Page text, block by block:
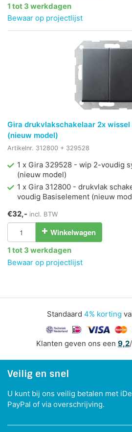
1 tot 3 werkdagen
Bewaar op projectlijst
Gira drukvlakschakelaar 2x
(nieuw model)
Artikelnr. 312800 + 329528
1 x Gira 329528 - wip 2-voudig
(nieuw model)
1 x Gira 312800 - drukvlak
voudig Basiselement (nieuw
€32,- incl. BTW
Winkelwagen
1 tot 3 werkdagen
Bewaar op projectlijst
Standaard 4% korting
Klanten geven ons een 9,2
Veilig en snel
U kunt bij ons veilig betalen met
PayPal of via overschrijving.